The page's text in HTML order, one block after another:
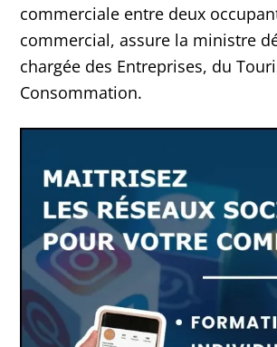
commerciale entre deux
commercial, assure la ministre
chargée des Entreprises, du
Consommation.